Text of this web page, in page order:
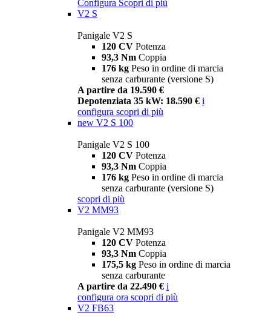
Configura Scopri di più
V2 S
Panigale V2 S
120 CV Potenza
93,3 Nm Coppia
176 kg Peso in ordine di marcia
senza carburante (versione S)
A partire da 19.590 €
Depotenziata 35 kW: 18.590 € i
configura scopri di più
new V2 S 100
Panigale V2 S 100
120 CV Potenza
93,3 Nm Coppia
176 kg Peso in ordine di marcia
senza carburante (versione S)
scopri di più
V2 MM93
Panigale V2 MM93
120 CV Potenza
93,3 Nm Coppia
175,5 kg Peso in ordine di marcia
senza carburante
A partire da 22.490 € i
configura ora scopri di più
V2 FB63